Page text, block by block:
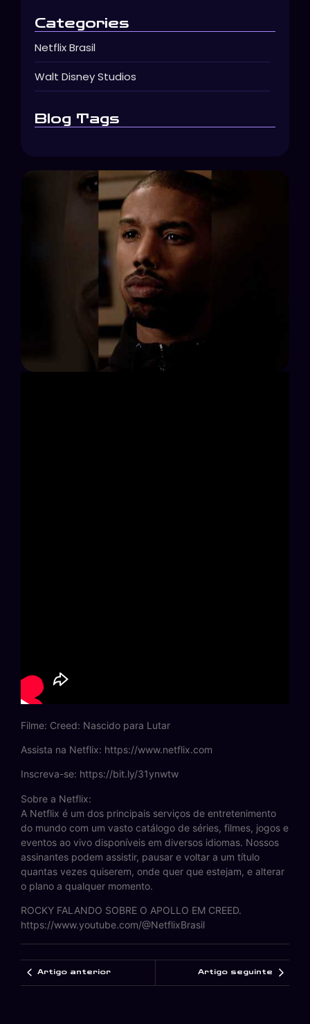
Categories
Netflix Brasil
Walt Disney Studios
Blog Tags
Filme: Creed: Nascido para Lutar
Assista na Netflix: https://www.netflix.com
Inscreva-se: https://bit.ly/31ynwtw
Sobre a Netflix:
A Netflix é um dos principais serviços de entretenimento
do mundo com um vasto catálogo de séries, filmes, jogos e
eventos ao vivo disponíveis em diversos idiomas. Nossos
assinantes podem assistir, pausar e voltar a um título
quantas vezes quiserem, onde quer que estejam, e alterar
o plano a qualquer momento.
ROCKY FALANDO SOBRE O APOLLO EM CREED.
https://www.youtube.com/@NetflixBrasil
Artigo anterior Artigo seguinte